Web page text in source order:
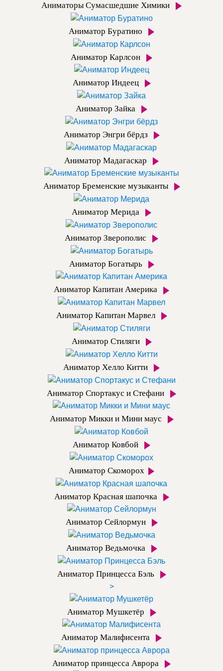
Аниматоры Сумасшедшие Химики
Аниматор Буратино
Аниматор Карлсон
Аниматор Индеец
Аниматор Зайка
Аниматор Энгри бёрдз
Аниматор Мадагаскар
Аниматор Бременские музыканты
Аниматор Мерида
Аниматор Зверополис
Аниматор Богатырь
Аниматор Капитан Америка
Аниматор Капитан Марвел
Аниматор Стиляги
Аниматор Хелло Китти
Аниматор Спортакус и Стефани
Аниматор Микки и Мини маус
Аниматор Ковбой
Аниматор Скоморох
Аниматор Красная шапочка
Аниматор Сейлормун
Аниматор Ведьмочка
Аниматор Принцесса Бэль
>
Аниматор Мушкетёр
Аниматор Малифисента
Аниматор принцесса Аврора